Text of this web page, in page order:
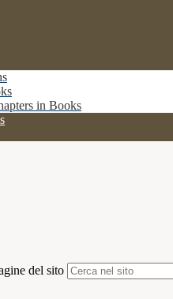
in Books
del sito